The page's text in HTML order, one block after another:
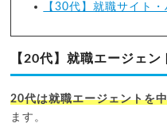
【30代】就職サイト
【20代】就職エージェン
20代は就職エージェントを
ます。